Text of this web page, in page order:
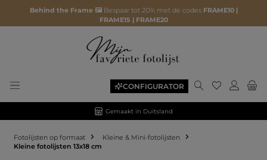
Behind the Frame 🖼️ Bespaar tot 20% met de codes FRAME10 |
FRAME15 | FRAME20
CONFIGURATOR Je hebt 0
Gemaakt in Duitsland
Fotolijsten op formaat
Kleine & Mini-fotolijsten
Kleine fotolijsten 13x18 cm